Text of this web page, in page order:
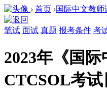
› 首页 ›国际中文教师
笔试 面试 真题 报考条件 考
2023年《国际
CTCSOL考试